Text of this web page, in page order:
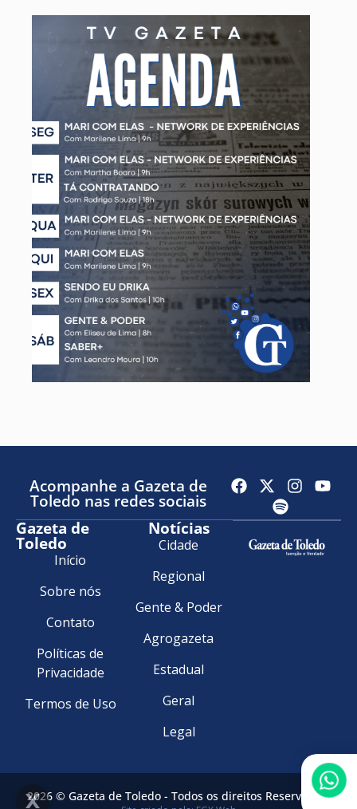
Acompanhe a Gazeta de
Toledo nas redes sociais
Gazeta de
Toledo
Início
Sobre nós
Contato
Políticas de
Privacidade
Termos de Uso
Notícias
Cidade
Regional
Gente & Poder
Agrogazeta
Estadual
Geral
Legal
2026 © Gazeta de Toledo - Todos os direitos Reservados.